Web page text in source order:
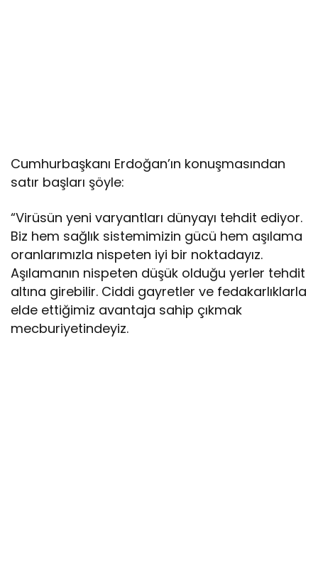
Cumhurbaşkanı Erdoğan’ın konuşmasından
satır başları şöyle:
“Virüsün yeni varyantları dünyayı tehdit ediyor.
Biz hem sağlık sistemimizin gücü hem aşılama
oranlarımızla nispeten iyi bir noktadayız.
Aşılamanın nispeten düşük olduğu yerler tehdit
altına girebilir. Ciddi gayretler ve fedakarlıklarla
elde ettiğimiz avantaja sahip çıkmak
mecburiyetindeyiz.